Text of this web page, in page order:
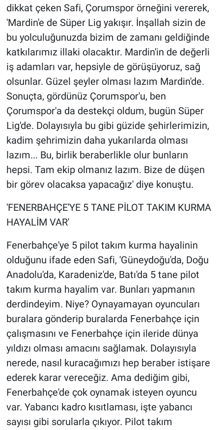
dikkat çeken Safi, Çorumspor örneğini vererek,
'Mardin'e de Süper Lig yakışır. İnşallah sizin de
bu yolculuğunuzda bizim de zamanı geldiğinde
katkılarımız illaki olacaktır. Mardin'in de değerli
iş adamları var, hepsiyle de görüşüyoruz, sağ
olsunlar. Güzel şeyler olması lazım Mardin'de.
Sonuçta, gördünüz Çorumspor'u, ben
Çorumspor'a da destekçi oldum, bugün Süper
Lig'de. Dolayısıyla bu gibi güzide şehirlerimizin,
kadim şehrimizin daha yukarılarda olması
lazım... Bu, birlik beraberlikle olur bunların
hepsi. Tam ekip olmanız lazım. Bize de düşen
bir görev olacaksa yapacağız' diye konuştu.
'FENERBAHÇE'YE 5 TANE PİLOT TAKIM KURMA
HAYALİM VAR'
Fenerbahçe'ye 5 pilot takım kurma hayalinin
olduğunu ifade eden Safi, 'Güneydoğu'da, Doğu
Anadolu'da, Karadeniz'de, Batı'da 5 tane pilot
takım kurma hayalim var. Bunları yapmanın
derdindeyim. Niye? Oynayamayan oyuncuları
buralara gönderip buralarda Fenerbahçe için
çalışmasını ve Fenerbahçe için ileride dünya
yıldızı olması amacını sağlamak. Dolayısıyla
nerede, nasıl kuracağımızı hep beraber istişare
ederek karar vereceğiz. Ama dediğim gibi,
Fenerbahçe'de çok oynamak isteyen oyuncu
var. Yabancı kadro kısıtlaması, işte yabancı
sayısı gibi sorularla çıkıyor. Pilot takım